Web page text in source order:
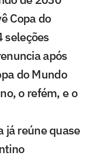
Copa do
seleções
após
do Mundo
o refém, e o
já reúne quase